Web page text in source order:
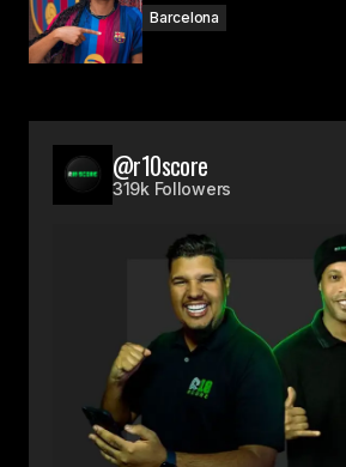
Barcelona
@r10score
319k Followers